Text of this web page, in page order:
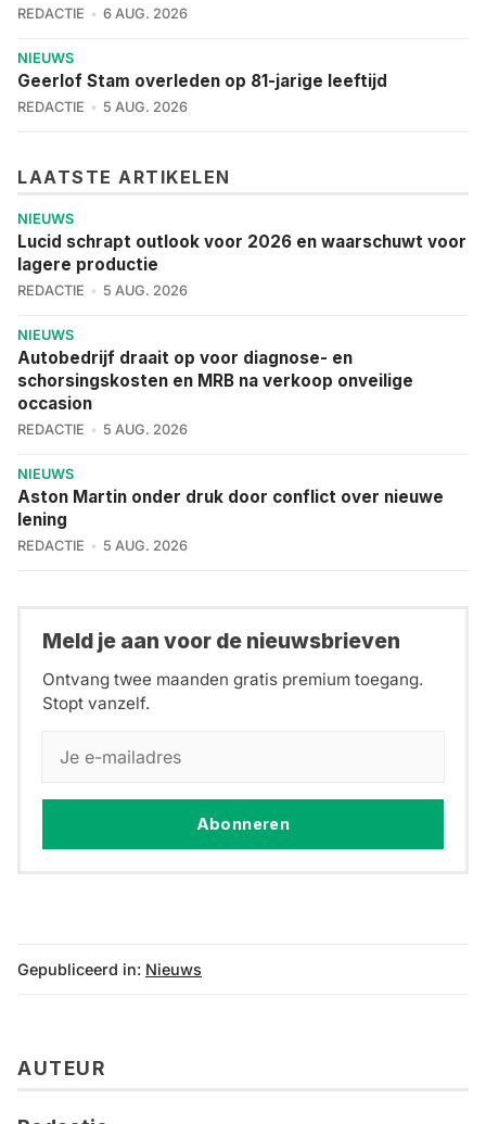
REDACTIE 6 AUG. 2026
NIEUWS
Geerlof Stam overleden op 81-jarige leeftijd
REDACTIE 5 AUG. 2026
LAATSTE ARTIKELEN
NIEUWS
Lucid schrapt outlook voor 2026 en waarschuwt voor
lagere productie
REDACTIE 5 AUG. 2026
NIEUWS
Autobedrijf draait op voor diagnose- en
schorsingskosten en MRB na verkoop onveilige
occasion
REDACTIE 5 AUG. 2026
NIEUWS
Aston Martin onder druk door conflict over nieuwe
lening
REDACTIE 5 AUG. 2026
Meld je aan voor de nieuwsbrieven
Ontvang twee maanden gratis premium toegang.
Stopt vanzelf.
Abonneren
Gepubliceerd in: Nieuws
AUTEUR